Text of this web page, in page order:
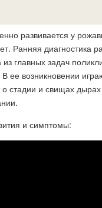
развивается у
Ранняя диагностика
главных задач
ее возникновении
стадии и свищах
и симптомы: